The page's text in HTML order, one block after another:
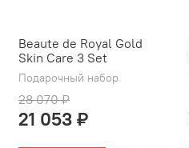
Beaute de Royal Gold
Skin Care 3 Set
Подарочный набор
28 070 ₽
21 053 ₽